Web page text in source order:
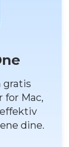
gratis
for Mac,
dine.